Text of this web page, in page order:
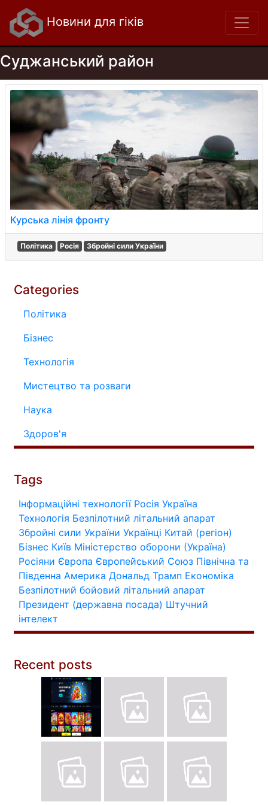
Новини для гіків
Суджанський район
Курська лінія фронту
Політика Росія Збройні сили України
Categories
Політика
Бізнес
Технологія
Мистецтво та розваги
Наука
Здоров'я
Tags
Інформаційні технології Росія Україна
Технологія Безпілотний літальний апарат
Збройні сили України Українці Китай (регіон)
Бізнес Київ Міністерство оборони (Україна)
Росіяни Європа Європейський Союз Північна та
Південна Америка Дональд Трамп Економіка
Безпілотний бойовий літальний апарат
Президент (державна посада) Штучний
інтелект
Recent posts